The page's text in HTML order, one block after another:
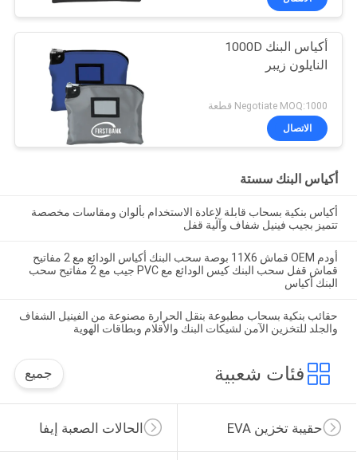
أكياس البنك 1000D
النايلون زيبر
Negotiate MOQ:1000 قطعة
الاتصال
أكياس البنك سستة
أكياس بنكية بسحاب قابلة لإعادة الاستخدام بألوان ومقاسات مخصصة
تتميز بجيب فينيل شفاف وآلية قفل
أودم OEM قماش 11X6 بوصة سحب البنك أكياس الودائع مع 2 مفاتيح
قماش قفل سحب البنك كيس الودائع مع PVC جيب مع 2 مفاتيح سحب
البنك أكياس
حقائب بنكية بسحاب مطبوعة بنقل الحرارة مصنوعة من الفينيل الشفاف
والجلد للتخزين الآمن لشيكات البنك والأقلام وبطاقات الهوية
فئات شعبية جميع
الحالات الصعبة إيفا حقيبة تخزين EVA